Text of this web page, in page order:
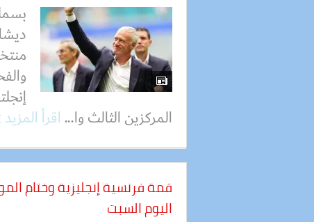
المركزين الثالث وا...اقرأ المزيد
قمة فرنسية إنجليزية وختام
اليوم السبت